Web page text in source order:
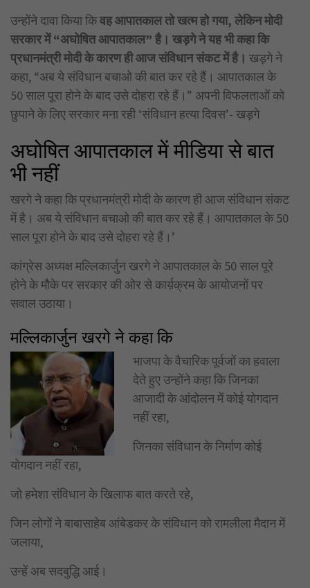
उन्होंने दावा किया किवह आपातकाल तो खत्म हो गया, लेकिन मोदी
सरकार में “अघोषित आपातकाल” है। खड़गे ने यह भी कहा कि
प्रधानमंत्री मोदी के कारण ही आज संविधान संकट में है। खड़गे ने
कहा, “अब ये संविधान बचाओ की बात कर रहे हैं। आपातकाल के
50 साल पूरा होने के बाद उसे दोहरा रहे हैं।” अपनी विफलताओं को
छुपाने के लिए सरकार मना रही ‘संविधान हत्या दिवस’- खड़गे
अघोषित आपातकाल में मीडिया से बात
भी नहीं
खरगे ने कहा कि प्रधानमंत्री मोदी के कारण ही आज संविधान संकट
में है। अब ये संविधान बचाओ की बात कर रहे हैं। आपातकाल के 50
साल पूरा होने के बाद उसे दोहरा रहे हैं।’
कांग्रेस अध्यक्ष मल्लिकार्जुन खरगे ने आपातकाल के 50 साल पूरे
होने के मौके पर सरकार की ओर से कार्य़क्रम के आयोजनों पर
सवाल उठाया।
मल्लिकार्जुन खरगे ने कहा कि
भाजपा के वैचारिक पूर्वजों का हवाला
देते हुए उन्होंने कहा कि जिनका
आजादी के आंदोलन में कोई योगदान
नहीं रहा,
जिनका संविधान के निर्माण कोई
योगदान नहीं रहा,
जो हमेशा संविधान के खिलाफ बात करते रहे,
जिन लोगों ने बाबासाहेब आंबेडकर के संविधान को रामलीला मैदान में
जलाया,
उन्हें अब सदबुद्धि आई।